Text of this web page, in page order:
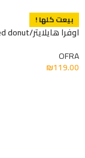
بيعت كلها !
اوفرا هايلايتر/glazed donut
OFRA
₪119.00